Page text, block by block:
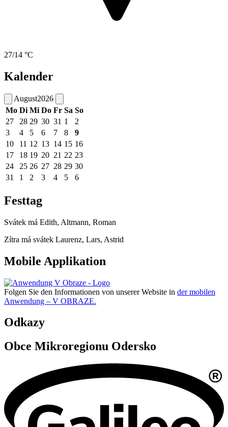
27/14 °C
Kalender
August2026
Mo Di Mi Do Fr Sa So
27
28 29 30 31 1
2
3
4 5 6 7 8
9
10
11 12 13 14 15 16
17
18 19 20 21 22 23
24
25 26 27 28 29 30
31
1 2 3 4 5 6
Festtag
Svátek má Edith, Altmann, Roman
Zítra má svátek Laurenz, Lars, Astrid
Mobile Applikation
Folgen Sie den Informationen von unserer Website in der mobilen
Anwendung – V OBRAZE.
Odkazy
Obce Mikroregionu Odersko